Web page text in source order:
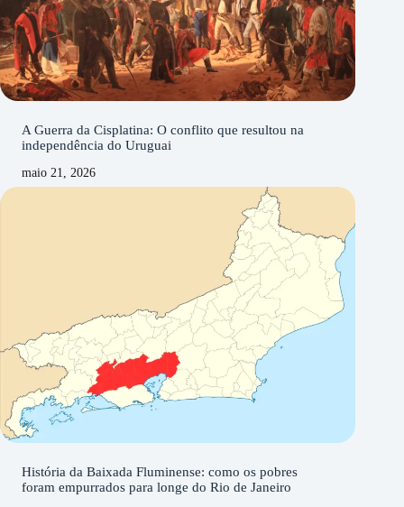
A Guerra da Cisplatina: O conflito que resultou na
independência do Uruguai
maio 21, 2026
História da Baixada Fluminense: como os pobres
foram empurrados para longe do Rio de Janeiro